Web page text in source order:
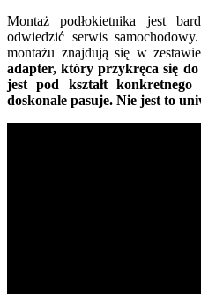
Montaż podłokietnika jest
odwiedzić serwis
montażu znajdują się w
adapter, który przykręca się
jest pod kształt konkretnego
doskonale pasuje. Nie jest to